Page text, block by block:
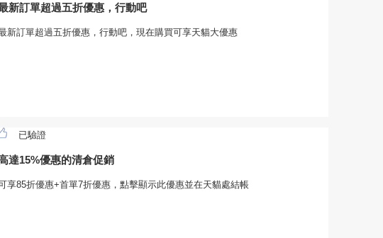
新訂單超過五折優惠，行動吧
新訂單超過五折優惠，行動吧，現在購買可享天貓大優惠
已驗證
達15%優惠的清倉促銷
享85折優惠+首單7折優惠，點擊顯示此優惠並在天貓處結帳